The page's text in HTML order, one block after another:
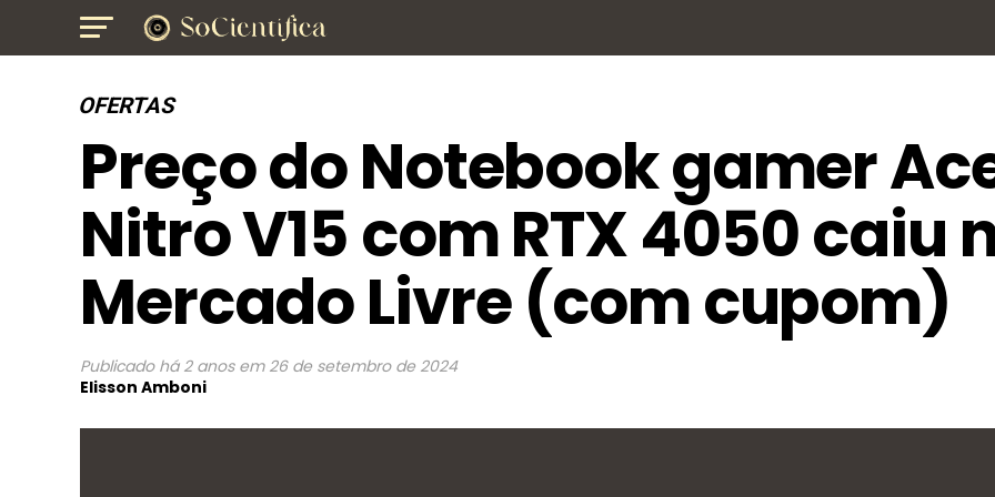
OFERTAS
Preço do Notebook gamer
Nitro V15 com RTX 4050 caiu
Mercado Livre (com cupom)
Publicado há 2 anos em 26 de setembro de 2024
Elisson Amboni